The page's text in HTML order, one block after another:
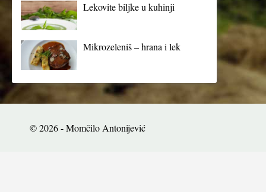
Lekovite biljke u kuhinji
Mikrozeleniš – hrana i lek
© 2026 - Momčilo Antonijević